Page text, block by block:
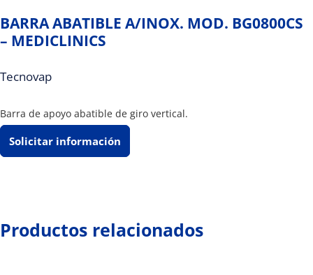
BARRA ABATIBLE A/INOX. MOD. BG0800CS
– MEDICLINICS
Tecnovap
Barra de apoyo abatible de giro vertical.
Solicitar información
Productos relacionados